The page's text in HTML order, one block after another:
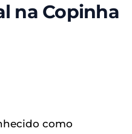
na Copinha
como